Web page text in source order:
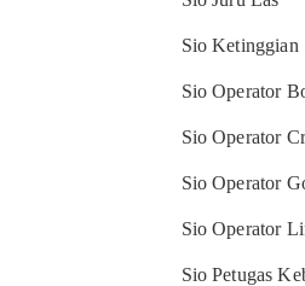
Sio Ketinggian
Sio Operator
Sio Operator
Sio Operator
Sio Operator
Sio Petugas